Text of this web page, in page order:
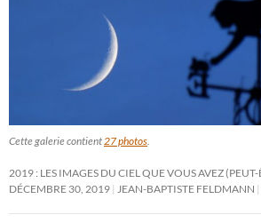
Cette galerie contient 27 photos
2019 : LES IMAGES DU CIEL QUE VOUS AVEZ
DÉCEMBRE 30, 2019
JEAN-BAPTISTE FELDMANN